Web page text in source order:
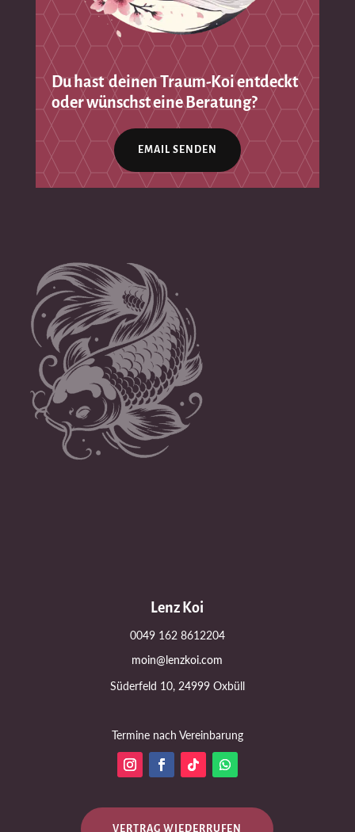
Du hast deinen Traum-Koi entdeckt
oder wünschst eine Beratung?
EMAIL SENDEN
Lenz Koi
0049 162 8612204
moin@lenzkoi.com
Süderfeld 10, 24999 Oxbüll
Termine nach Vereinbarung
VERTRAG WIEDERRUFEN